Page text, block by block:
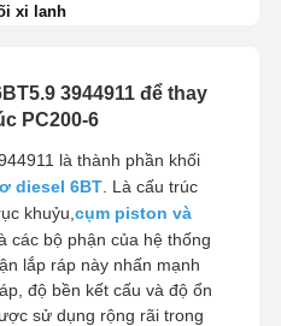
xi lanh
3944911 để thay
PC200-6
là thành phần khối
diesel 6BT. Là cấu trúc
khuỷu, cụm piston và
các bộ phận của hệ thống
lắp ráp này nhấn mạnh
độ bền kết cấu và độ ổn
sử dụng rộng rãi trong